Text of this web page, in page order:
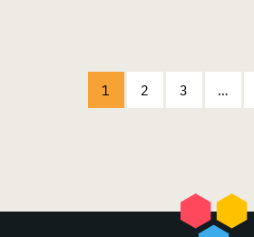
1 2 3 …